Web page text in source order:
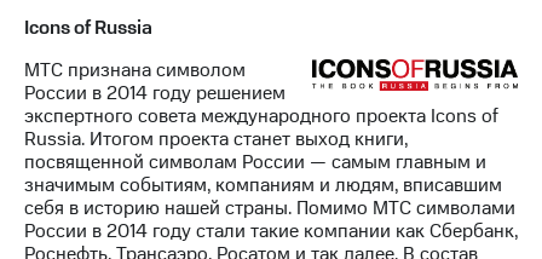
Icons of Russia
МТС признана символом
России в 2014 году решением
экспертного совета международного проекта Icons of
Russia. Итогом проекта станет выход книги,
посвященной символам России — самым главным и
значимым событиям, компаниям и людям, вписавшим
себя в историю нашей страны. Помимо МТС символами
России в 2014 году стали такие компании как Сбербанк,